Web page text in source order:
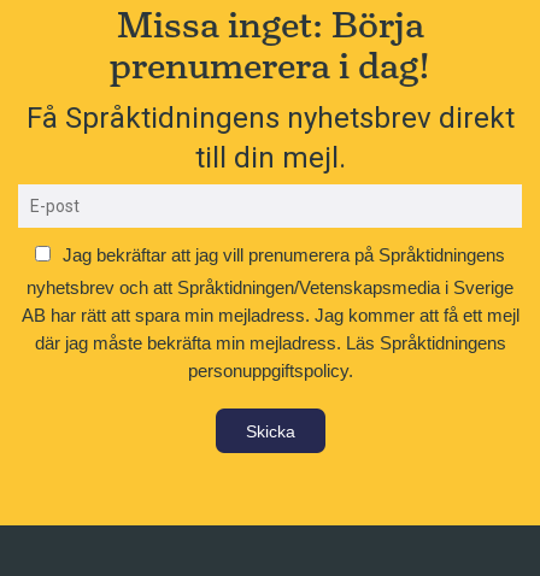
Missa inget: Börja
prenumerera i dag!
Få Språktidningens nyhetsbrev direkt
till din mejl.
Jag bekräftar att jag vill prenumerera på Språktidningens
nyhetsbrev och att Språktidningen/Vetenskapsmedia i Sverige
AB har rätt att spara min mejladress. Jag kommer att få ett mejl
där jag måste bekräfta min mejladress. Läs Språktidningens
personuppgiftspolicy.
Skicka